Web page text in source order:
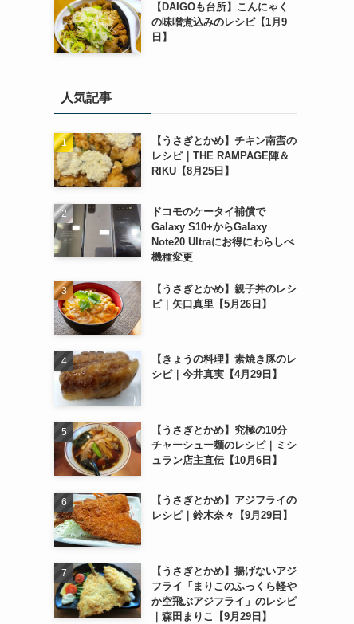
【DAIGOも台所】こんにゃく
の味噌煮込みのレシピ【1月9
日】
人気記事
【うさぎとかめ】チキン南蛮の
レシピ｜THE RAMPAGE陣＆
RIKU【8月25日】
ドコモのケータイ補償で
Galaxy S10+からGalaxy
Note20 Ultraにお得にわらしべ
機種変更
【うさぎとかめ】親子丼のレシ
ピ｜矢口真里【5月26日】
【きょうの料理】素焼き豚のレ
シピ｜今井真実【4月29日】
【うさぎとかめ】究極の10分
チャーシュー麺のレシピ｜ミシ
ュラン店主直伝【10月6日】
【うさぎとかめ】アジフライの
レシピ｜鈴木奈々【9月29日】
【うさぎとかめ】揚げないアジ
フライ「まりこのふっくら軽や
か空飛ぶアジフライ」のレシピ
｜森田まりこ【9月29日】